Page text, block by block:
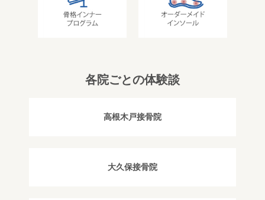
各院ごとの体験談
高根木戸接骨院
大久保接骨院